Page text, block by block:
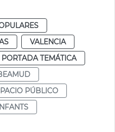
VALENCIA
PORTADA TEMÁTICA
PÚBLICO